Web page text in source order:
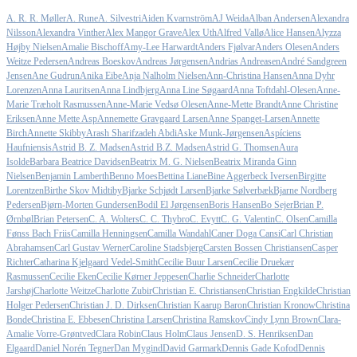
A. R. R. MøllerA. RuneA. SilvestriAiden KvarnströmAJ WeidaAlban AndersenAlexandra
NilssonAlexandra VintherAlex Mangor GraveAlex UthAlfred ValløAlice HansenAlyzza
Højby NielsenAmalie BischoffAmy-Lee HarwardtAnders FjølvarAnders OlesenAnders
Weitze PedersenAndreas BoeskovAndreas JørgensenAndrias AndreasenAndré Sandgreen
JensenAne GudrunAnika EibeAnja Nalholm NielsenAnn-Christina HansenAnna Dyhr
LorenzenAnna LauritsenAnna LindbjergAnna Line SøgaardAnna Toftdahl-OlesenAnne-
Marie Træholt RasmussenAnne-Marie Vedsø OlesenAnne-Mette BrandtAnne Christine
EriksenAnne Mette AspAnnemette Gravgaard LarsenAnne Spanget-LarsenAnnette
BirchAnnette SkibbyArash Sharifzadeh AbdiAske Munk-JørgensenAspíciens
HaufniensisAstrid B. Z. MadsenAstrid B.Z. MadsenAstrid G. ThomsenAura
IsoldeBarbara Beatrice DavidsenBeatrix M. G. NielsenBeatrix Miranda Ginn
NielsenBenjamin LamberthBenno MoesBettina LianeBine Aggerbeck IversenBirgitte
LorentzenBirthe Skov MidtibyBjarke Schjødt LarsenBjarke SølverbækBjarne Nordberg
PedersenBjørn-Morten GundersenBodil El JørgensenBoris HansenBo SejerBrian P.
ØrnbølBrian PetersenC. A. WoltersC. C. ThybroC. EvyttC. G. ValentinC. OlsenCamilla
Fønss Bach FriisCamilla HenningsenCamilla WandahlCaner Doga CansiCarl Christian
AbrahamsenCarl Gustav WernerCaroline StadsbjergCarsten Bossen ChristiansenCasper
RichterCatharina Kjelgaard Vedel-SmithCecilie Buur LarsenCecilie Druekær
RasmussenCecilie EkenCecilie Kørner JeppesenCharlie SchneiderCharlotte
JarshøjCharlotte WeitzeCharlotte ZubirChristian E. ChristiansenChristian EngkildeChristian
Holger PedersenChristian J. D. DirksenChristian Kaarup BaronChristian KronowChristina
BondeChristina E. EbbesenChristina LarsenChristina RamskovCindy Lynn BrownClara-
Amalie Vorre-GrøntvedClara RobinClaus HolmClaus JensenD. S. HenriksenDan
ElgaardDaniel Norén TegnerDan MygindDavid GarmarkDennis Gade KofodDennis